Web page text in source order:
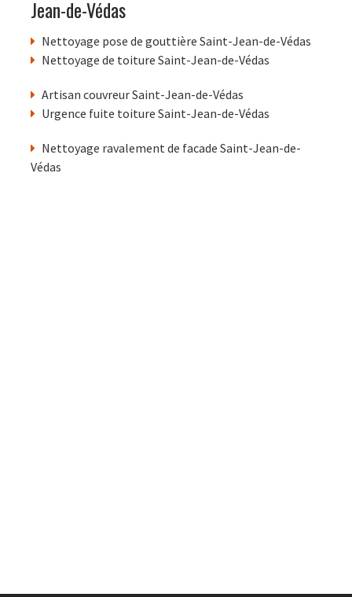
Jean-de-Védas
Nettoyage pose de gouttière Saint-Jean-de-Védas
Nettoyage de toiture Saint-Jean-de-Védas
Artisan couvreur Saint-Jean-de-Védas
Urgence fuite toiture Saint-Jean-de-Védas
Nettoyage ravalement de facade Saint-Jean-de-
Védas